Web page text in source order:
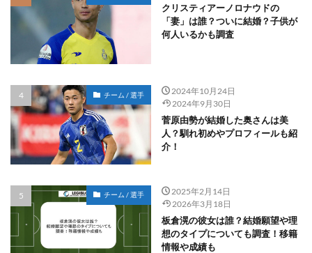
クリスティアーノロナウドの
「妻」は誰？ついに結婚？子供が
何人いるかも調査
チーム / 選手
2024年10月24日
2024年9月30日
菅原由勢が結婚した奥さんは美
人？馴れ初めやプロフィールも紹
介！
チーム / 選手
2025年2月14日
2026年3月18日
板倉滉の彼女は誰？結婚願望や理
想のタイプについても調査！移籍
情報や成績も